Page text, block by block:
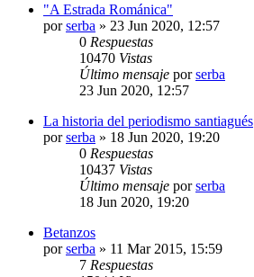
"A Estrada Románica"
porserba » 23 Jun 2020, 12:57
0 Respuestas
10470 Vistas
Último mensaje porserba
23 Jun 2020, 12:57
La historia del periodismo santiagués
porserba » 18 Jun 2020, 19:20
0 Respuestas
10437 Vistas
Último mensaje porserba
18 Jun 2020, 19:20
Betanzos
porserba » 11 Mar 2015, 15:59
7 Respuestas